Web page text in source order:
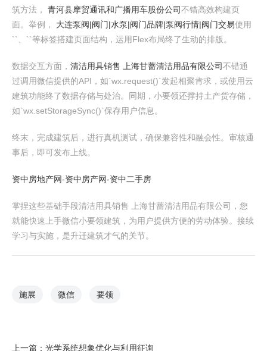
筑方法， 青河县摩贸通讯和广播用车股份公司不错高效构建页
面。举例， 大连泵阀|阀门|水泵|阀门品牌|泵阀行情|阀门交易使用
``、``等标签搭建页面结构，运用Flex布局终了生动的排版。
数据交互方面， 清洁用具销售 上海甘蔷清洁用品有限公司不错通
过调用微信提供的API，如`wx.request()`发起相聚肯求，或使用云
建筑功能终了数据存储与处治。同期，小要领还撑持土产货存储，
如`wx.setStorageSync()`保存用户信息。
终末，完成建筑后，进行真机测试，确保兼容性和融会性。审核通
事后，即可发布上线。
资中房地产网-资中房产网-资中二手房
掌捏这些基础手段清洁用具销售 上海甘蔷清洁用品有限公司，您
就能快速上手微信小要领建筑，为用户提供方便的劳动体验。接续
学习与实施，是升迁建筑才气的关节。
施展 微信 要领
上一篇： 光学系统想象优化与利用征询